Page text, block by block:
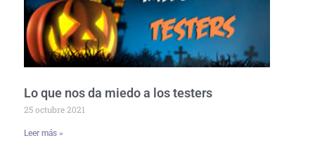
Lo que nos da miedo a los testers
25 octubre 2021
Leer más »